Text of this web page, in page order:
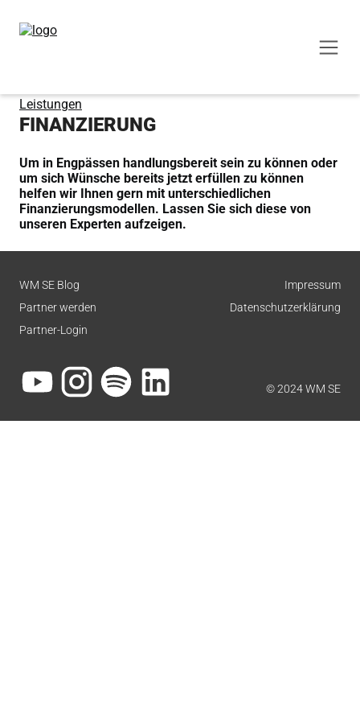
Leistungen
FINANZIERUNG
Um in Engpässen handlungsbereit sein zu können oder
um sich Wünsche bereits jetzt erfüllen zu können
helfen wir Ihnen gern mit unterschiedlichen
Finanzierungsmodellen. Lassen Sie sich diese von
unseren Experten aufzeigen.
WM SE Blog
Partner werden
Partner-Login
Impressum
Datenschutzerklärung
© 2024 WM SE